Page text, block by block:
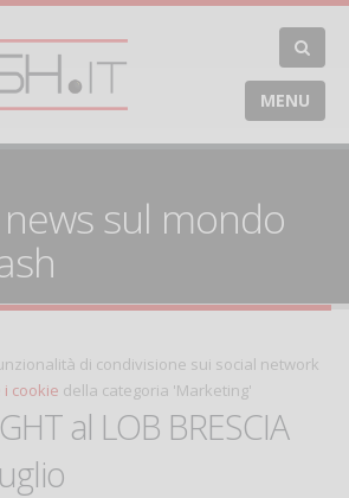
MENU
sul mondo
di condivisione sui social network
cookie della categoria 'Marketing'
al LOB BRESCIA